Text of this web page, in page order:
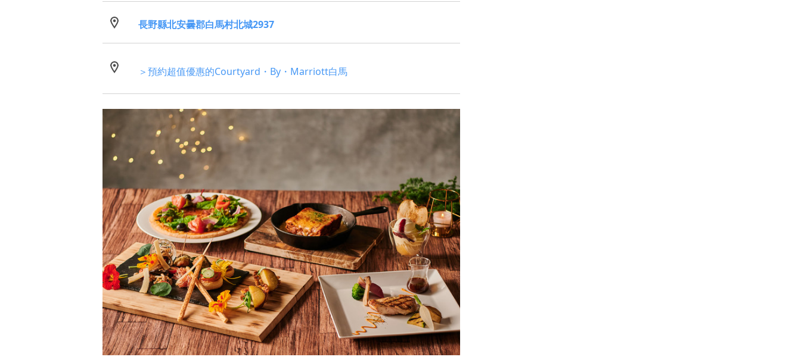
長野縣北安曇郡白馬村北城2937
＞預約超值優惠的Courtyard・By・Marriott白馬